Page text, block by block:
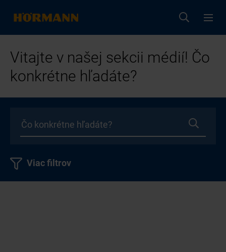
Vitajte v našej sekcii médií! Čo
konkrétne hľadáte?
Viac filtrov